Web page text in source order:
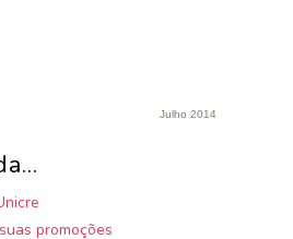
Julho 2014
promoções